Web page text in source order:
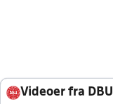
Videoer fra DBU